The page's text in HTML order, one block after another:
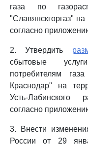
газа по
"Славянскгоргаз"
согласно
2. Утвердить
сбытовые
потребителям
Краснодар" на
Усть-Лабинского
согласно
3. Внести
России от 29